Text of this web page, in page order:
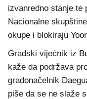
izvanredno stanje te
Nacionalne
okupe i blokiraju
Gradski vijećnik iz
kaže da podržava
gradonačelnik
piše da se ne slaže